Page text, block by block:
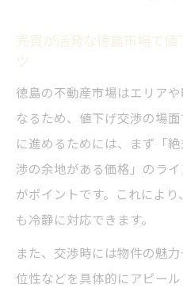
売買が活発な徳島市場で
ツ
徳島の不動産市場はエリア
なるため、値下げ交渉の場
に進めるためには、まず「
渉の余地がある価格」のラ
がポイントです。これによ
も冷静に対応できます。
また、交渉時には物件の魅
位性などを具体的にアピー